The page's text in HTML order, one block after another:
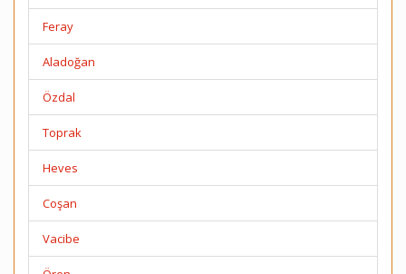
Feray
Aladoğan
Özdal
Toprak
Heves
Coşan
Vacibe